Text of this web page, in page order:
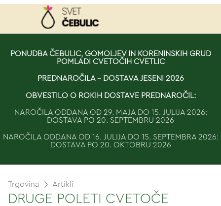
VAŠA KOŠARICA JE
PONUDBA ČEBULIC, GOMOLJEV IN KORENINSKIH GRUD
POMLADI CVETOČIH CVETLIC
PREDNAROČILA - DOSTAVA JESENI 2026
OBVESTILO O ROKIH DOSTAVE PREDNAROČIL:
NAROČILA ODDANA OD 29. MAJA DO 15. JULIJA 2026:
DOSTAVA PO 20. SEPTEMBRU 2026
NAROČILA ODDANA OD 16. JULIJA DO 15. SEPTEMBRA 2026:
DOSTAVA PO 20. OKTOBRU 2026
Trgovina Artikli
DRUGE POLETI CVETOČE